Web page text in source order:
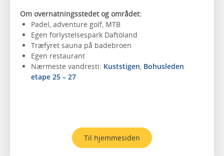
Om overnatningsstedet og området:
Padel, adventure golf, MTB
Egen forlystelsespark Daftöland
Træfyret sauna på badebroen
Egen restaurant
Nærmeste vandresti: Kuststigen, Bohusleden
etape 25 – 27
Til hjemmesiden